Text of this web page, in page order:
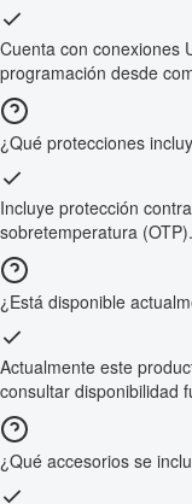
Cuenta con conexiones
programación desde
¿Qué protecciones
Incluye protección
sobretemperatura (OTP).
¿Está disponible
Actualmente este
consultar disponibilidad
¿Qué accesorios se